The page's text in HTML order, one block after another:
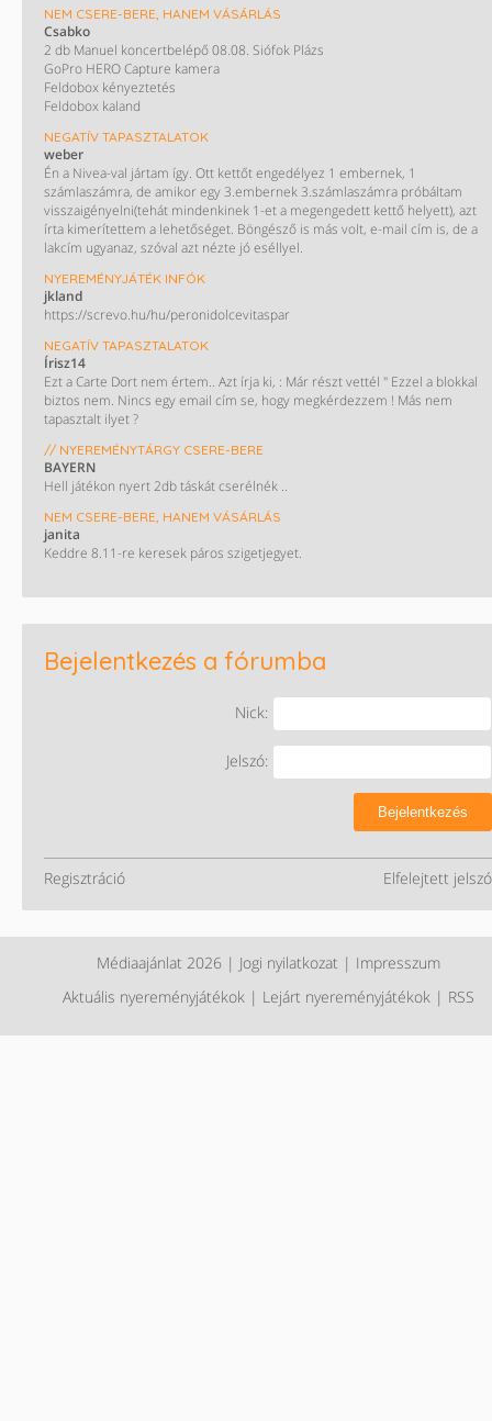
NEM CSERE-BERE, HANEM VÁSÁRLÁS
Csabko
2 db Manuel koncertbelépő 08.08. Siófok Plázs
GoPro HERO Capture kamera
Feldobox kényeztetés
Feldobox kaland
NEGATÍV TAPASZTALATOK
weber
Én a Nivea-val jártam így. Ott kettőt engedélyez 1 embernek, 1
számlaszámra, de amikor egy 3.embernek 3.számlaszámra próbáltam
visszaigényelni(tehát mindenkinek 1-et a megengedett kettő helyett), azt
írta kimerítettem a lehetőséget. Böngésző is más volt, e-mail cím is, de a
lakcím ugyanaz, szóval azt nézte jó eséllyel.
NYEREMÉNYJÁTÉK INFÓK
jkland
https://screvo.hu/hu/peronidolcevitaspar
NEGATÍV TAPASZTALATOK
Írisz14
Ezt a Carte Dort nem értem.. Azt írja ki, : Már részt vettél " Ezzel a blokkal
biztos nem. Nincs egy email cím se, hogy megkérdezzem ! Más nem
tapasztalt ilyet ?
// NYEREMÉNYTÁRGY CSERE-BERE
BAYERN
Hell játékon nyert 2db táskát cserélnék ..
NEM CSERE-BERE, HANEM VÁSÁRLÁS
janita
Keddre 8.11-re keresek páros szigetjegyet.
Bejelentkezés a fórumba
Nick:
Jelszó:
Bejelentkezés
Regisztráció Elfelejtett jelszó
Médiaajánlat 2026| Jogi nyilatkozat| Impresszum
Aktuális nyereményjátékok| Lejárt nyereményjátékok| RSS